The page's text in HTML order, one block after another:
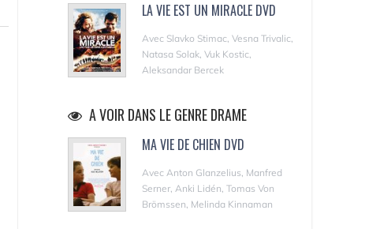
LA VIE EST UN MIRACLE DVD
Avec Slavko Stimac, Vesna Trivalic,
Natasa Solak, Vuk Kostic,
Aleksandar Bercek
A VOIR DANS LE GENRE DRAME
MA VIE DE CHIEN DVD
Avec Anton Glanzelius, Manfred
Serner, Anki Lidén, Tomas Von
Brömssen, Melinda Kinnaman